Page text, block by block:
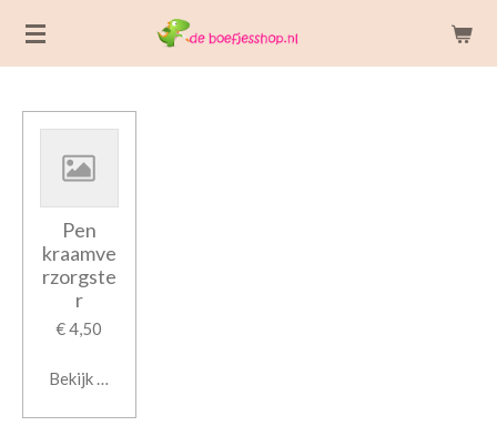
Ga
de
Pen
kraamve
rzorgste
r
€ 4,50
Bekijk details